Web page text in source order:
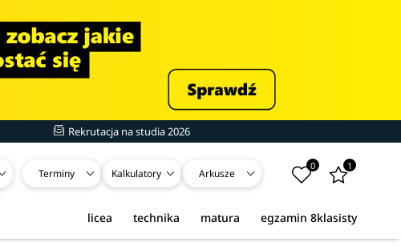
Rekrutacja na studia 2026
Terminy Kalkulatory Arkusze
0 1
egzamin 8klasisty
matura
technika
licea